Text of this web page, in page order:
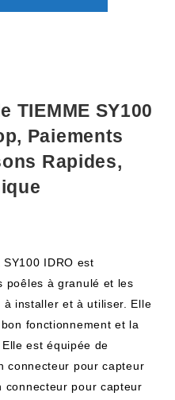
TIEMME SY100
Paiements
Rapides,
IDRO est
poêles à granulé et les
installer et à utiliser. Elle
fonctionnement et la
est équipée de
connecteur pour capteur
connecteur pour capteur